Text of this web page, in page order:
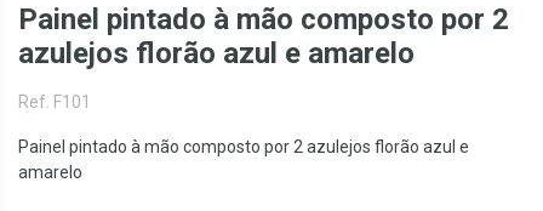
Painel pintado à mão composto por 2
azulejos florão azul e amarelo
Ref. F101
Painel pintado à mão composto por 2 azulejos florão azul e
amarelo